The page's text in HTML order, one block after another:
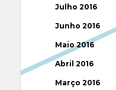
Julho 2016
Junho 2016
Maio 2016
Abril 2016
Março 2016